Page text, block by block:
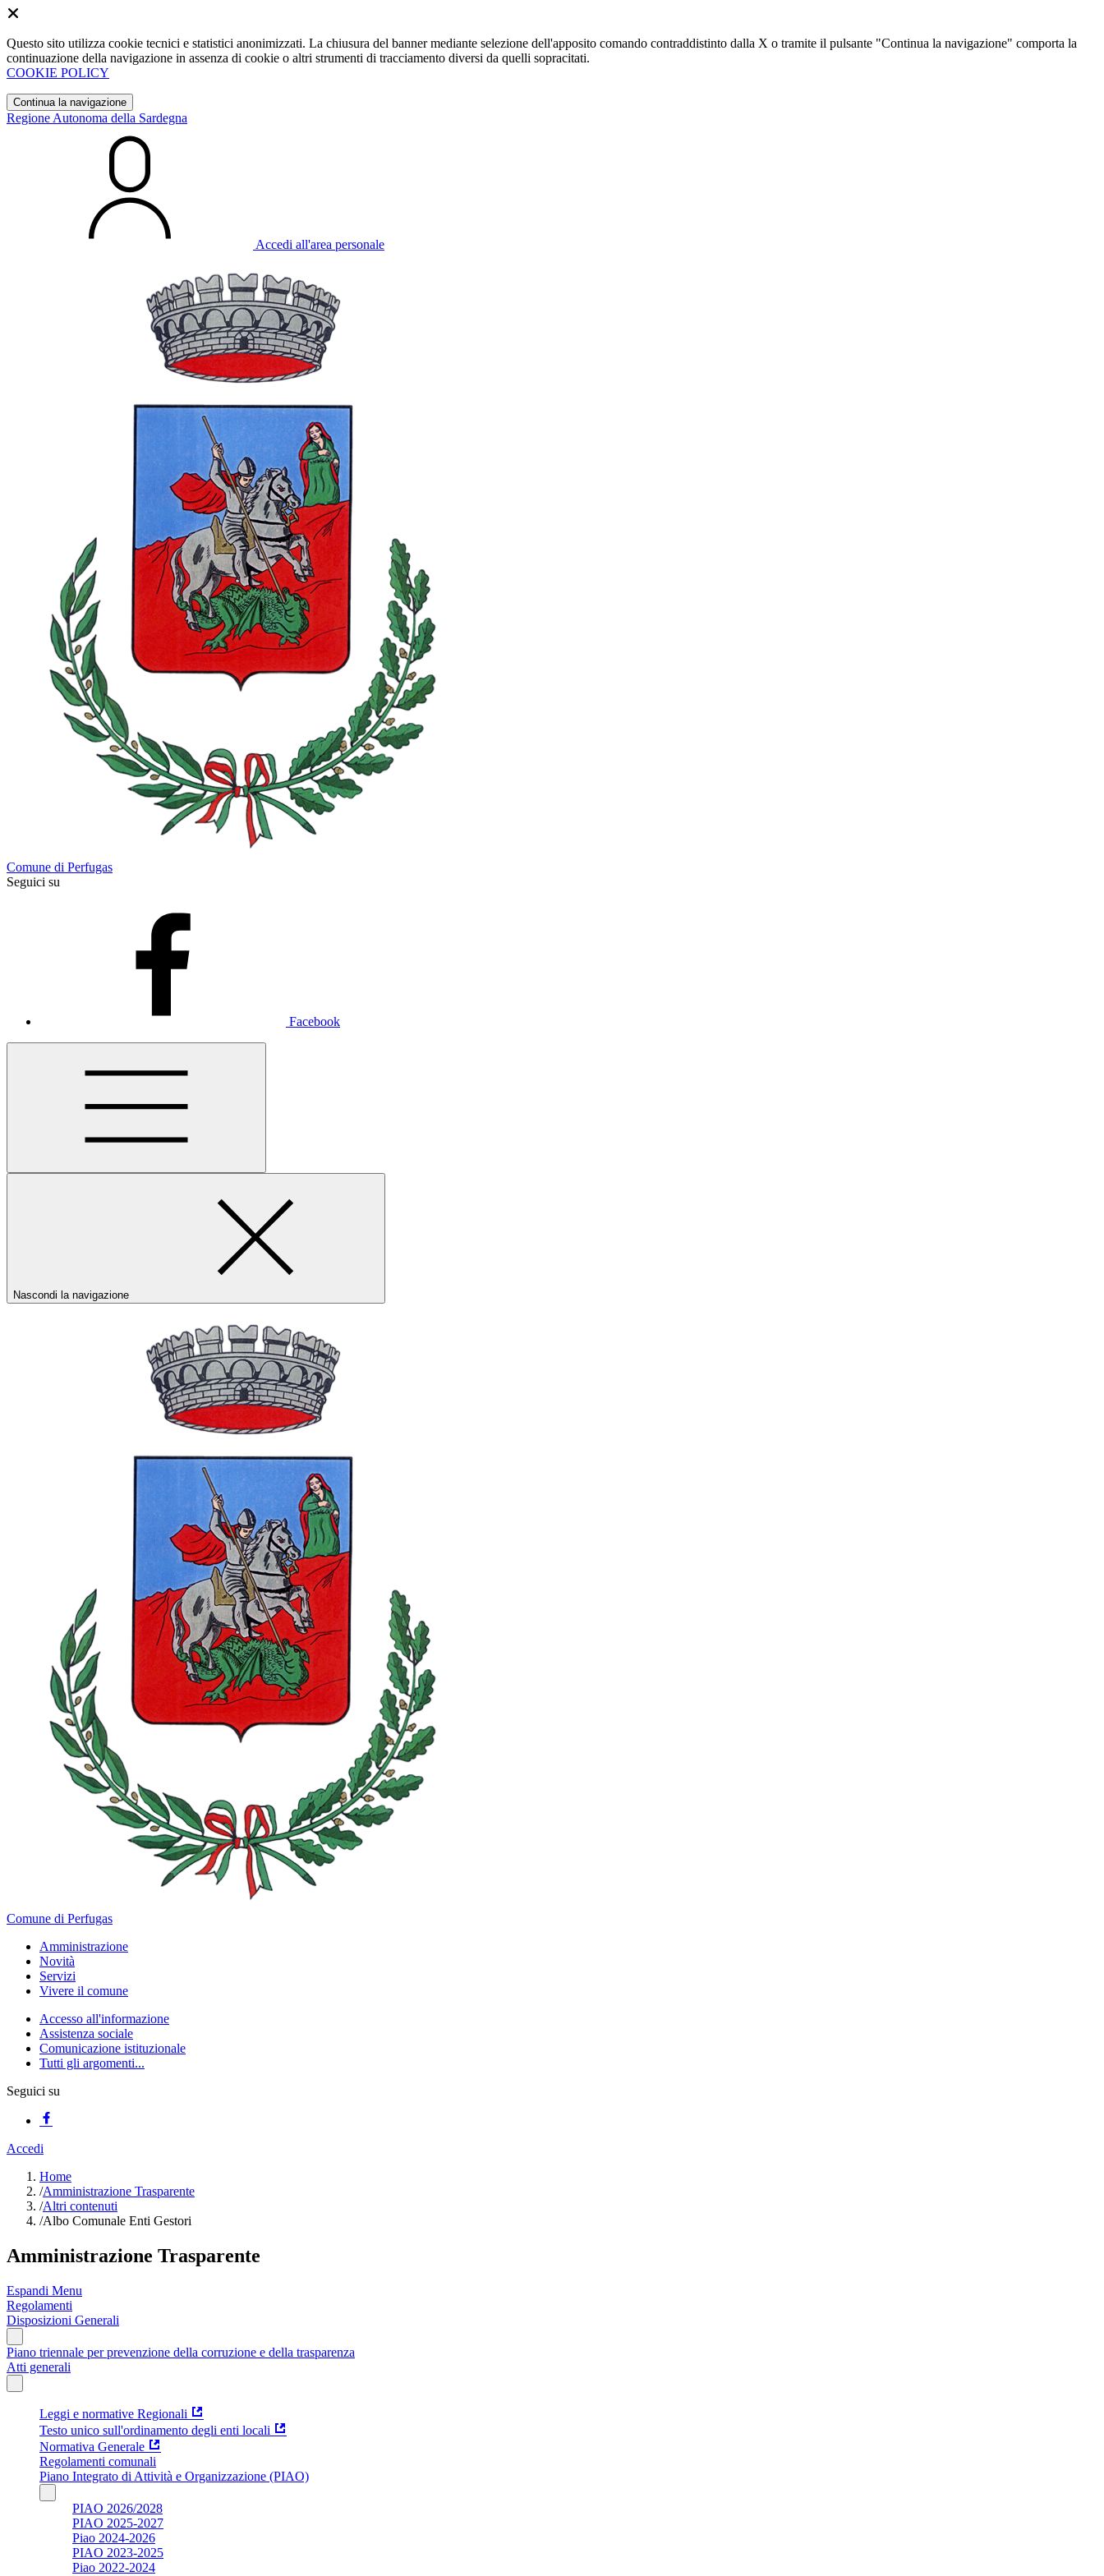
Questo sito utilizza cookie tecnici e statistici anonimizzati. La chiusura del banner mediante selezione dell'apposito comando contraddistinto dalla X o tramite il pulsante "Continua la navigazione" comporta la
continuazione della navigazione in assenza di cookie o altri strumenti di tracciamento diversi da quelli sopracitati.
COOKIE POLICY
Continua la navigazione
Regione Autonoma della Sardegna
Accedi all'area personale
Comune di Perfugas
Seguici su
Facebook
Nascondi la navigazione
Comune di Perfugas
Amministrazione
Novità
Servizi
Vivere il comune
Accesso all'informazione
Assistenza sociale
Comunicazione istituzionale
Tutti gli argomenti...
Seguici su
Accedi
Home
/Amministrazione Trasparente
/Altri contenuti
/Albo Comunale Enti Gestori
Amministrazione Trasparente
Espandi Menu
Regolamenti
Disposizioni Generali
Piano triennale per prevenzione della corruzione e della trasparenza
Atti generali
Leggi e normative Regionali
Testo unico sull'ordinamento degli enti locali
Normativa Generale
Regolamenti comunali
Piano Integrato di Attività e Organizzazione (PIAO)
PIAO 2026/2028
PIAO 2025-2027
Piao 2024-2026
PIAO 2023-2025
Piao 2022-2024